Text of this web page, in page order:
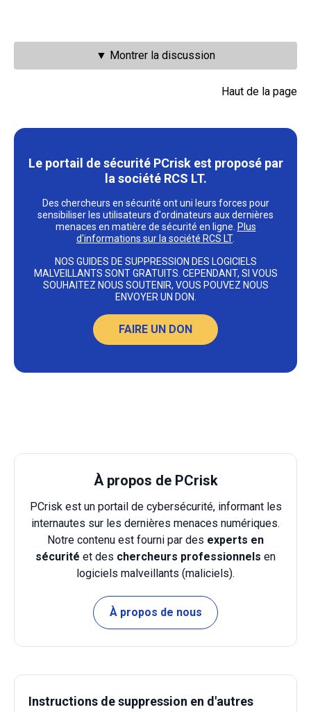
▼ Montrer la discussion
Haut de la page
Le portail de sécurité PCrisk est proposé par
la société RCS LT.
Des chercheurs en sécurité ont uni leurs forces pour
sensibiliser les utilisateurs d'ordinateurs aux dernières
menaces en matière de sécurité en ligne. Plus
d'informations sur la société RCS LT.
NOS GUIDES DE SUPPRESSION DES LOGICIELS
MALVEILLANTS SONT GRATUITS. CEPENDANT, SI VOUS
SOUHAITEZ NOUS SOUTENIR, VOUS POUVEZ NOUS
ENVOYER UN DON.
FAIRE UN DON
À propos de PCrisk
PCrisk est un portail de cybersécurité, informant les
internautes sur les dernières menaces numériques.
Notre contenu est fourni par des experts en
sécurité et des chercheurs professionnels en
logiciels malveillants (maliciels).
À propos de nous
Instructions de suppression en d'autres